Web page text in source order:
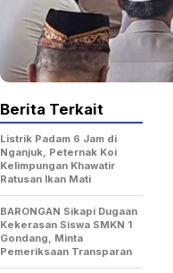
Berita Terkait
Listrik Padam 6 Jam di
Nganjuk, Peternak Koi
Kelimpungan Khawatir
Ratusan Ikan Mati
BARONGAN Sikapi Dugaan
Kekerasan Siswa SMKN 1
Gondang, Minta
Pemeriksaan Transparan